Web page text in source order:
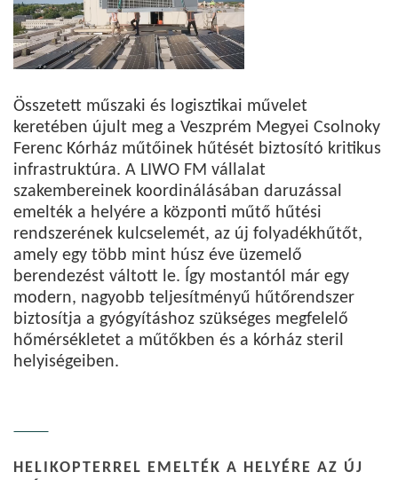
Összetett műszaki és logisztikai művelet
keretében újult meg a Veszprém Megyei Csolnoky
Ferenc Kórház műtőinek hűtését biztosító kritikus
infrastruktúra. A LIWO FM vállalat
szakembereinek koordinálásában daruzással
emelték a helyére a központi műtő hűtési
rendszerének kulcselemét, az új folyadékhűtőt,
amely egy több mint húsz éve üzemelő
berendezést váltott le. Így mostantól már egy
modern, nagyobb teljesítményű hűtőrendszer
biztosítja a gyógyításhoz szükséges megfelelő
hőmérsékletet a műtőkben és a kórház steril
helyiségeiben.
HELIKOPTERREL EMELTÉK A HELYÉRE AZ ÚJ